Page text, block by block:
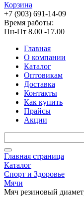
Корзина
+7 (903) 691-14-09
Время работы:
Пн-Пт 8.00 -17.00
Главная
О компании
Каталог
Оптовикам
Доставка
Контакты
Как купить
Прайсы
Акции
Главная страница
Каталог
Спорт и Здоровье
Мячи
Мяч резиновый